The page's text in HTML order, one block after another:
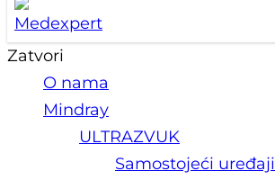
Zatvori
O nama
Mindray
ULTRAZVUK
Samostojeći uređaji